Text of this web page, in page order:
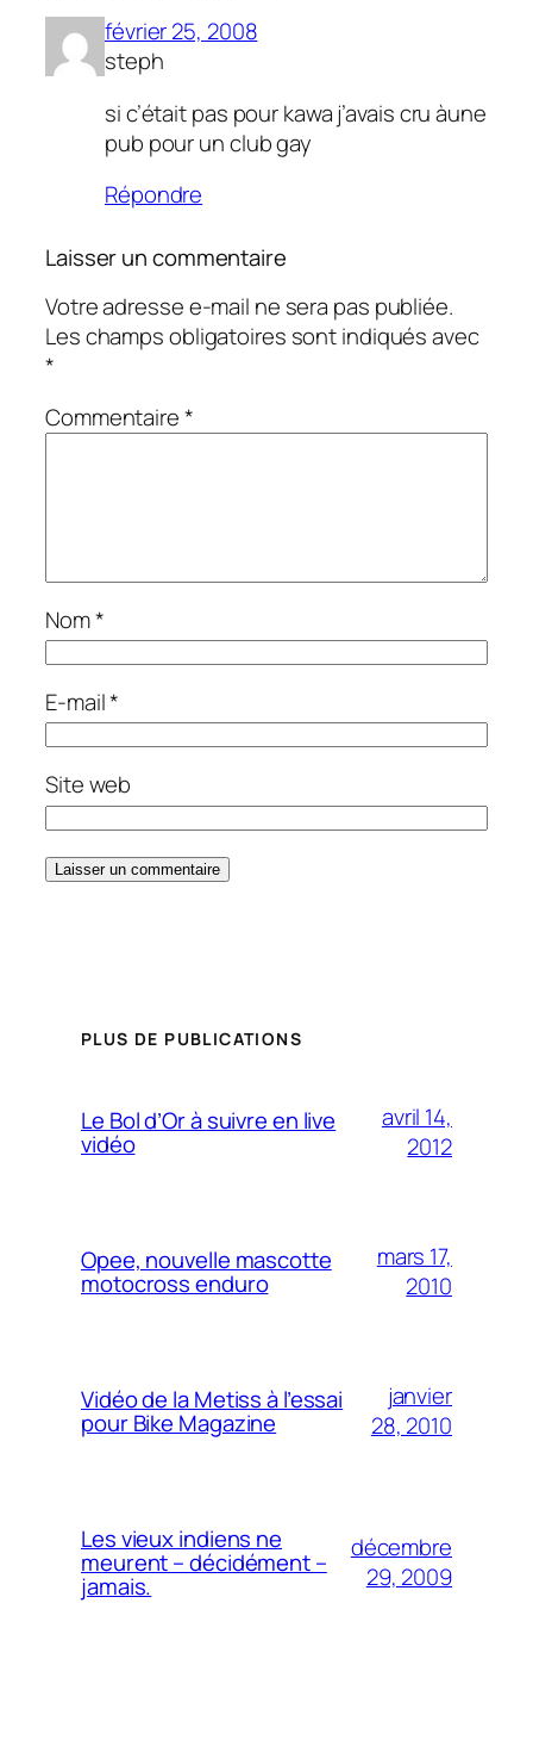
février 25, 2008
steph
si c’était pas pour kawa j’avais cru àune
pub pour un club gay
Répondre
Laisser un commentaire
Votre adresse e-mail ne sera pas publiée.
Les champs obligatoires sont indiqués avec
*
Commentaire*
Nom*
E-mail*
Site web
PLUS DE PUBLICATIONS
Le Bol d’Or à suivre en live
vidéo
avril 14,
2012
Opee, nouvelle mascotte
motocross enduro
mars 17,
2010
Vidéo de la Metiss à l’essai
pour Bike Magazine
janvier
28, 2010
Les vieux indiens ne
meurent – décidément –
jamais.
décembre
29, 2009